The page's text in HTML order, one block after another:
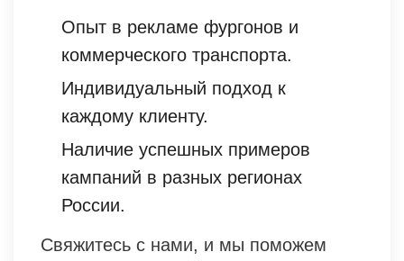
Опыт в рекламе фургонов и
коммерческого транспорта.
Индивидуальный подход к
каждому клиенту.
Наличие успешных примеров
кампаний в разных регионах
России.
Свяжитесь с нами, и мы поможем